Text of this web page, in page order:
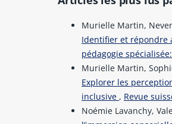
Murielle Martin,
Identifier et répondre
pédagogie
Murielle Martin,
Explorer les
inclusive , Revue
Noémie Lavanchy,